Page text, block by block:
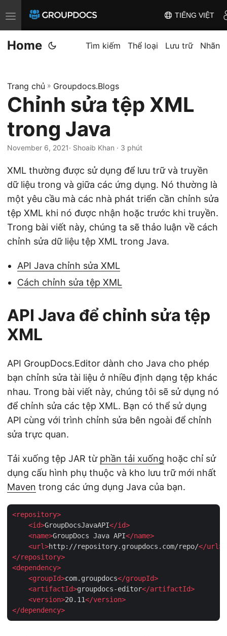
T
o
g
e
n
v
i
a
t
i
o
n
TIẾNG VIỆT
Home Tìm kiếm Thể loại Lưu trữ Nhãn
Trang chủ » Groupdocs.Blogs
Chỉnh sửa tệp XML
trong Java
November 6, 2021· Shoaib Khan · 3 phút
XML thường được sử dụng để lưu trữ và truyền
dữ liệu trong và giữa các ứng dụng. Nó thường là
một yêu cầu mà các nhà phát triển cần chỉnh sửa
tệp XML khi nó được nhận hoặc trước khi truyền.
Trong bài viết này, chúng ta sẽ thảo luận về cách
chỉnh sửa dữ liệu tệp XML trong Java.
API Java chỉnh sửa XML
Cách chỉnh sửa tệp XML
API Java để chỉnh sửa tệp
XML
API GroupDocs.Editor dành cho Java cho phép
bạn chỉnh sửa tài liệu ở nhiều định dạng tệp khác
nhau. Trong bài viết này, chúng tôi sẽ sử dụng nó
để chỉnh sửa các tệp XML. Bạn có thể sử dụng
API cùng với trình chỉnh sửa bên ngoài để chỉnh
sửa trực quan.
Tải xuống tệp JAR từ phần tải xuống hoặc chỉ sử
dụng cấu hình phụ thuộc và kho lưu trữ mới nhất
Maven trong các ứng dụng Java của bạn.
<repository>
<id>GroupDocsJavaAPI</id>
<name>GroupDocs Java API</name>
<url>http://repository.groupdocs.com/repo/</url>
</repository>
<dependency>
<groupId>com.groupdocs</groupId>
<artifactId>groupdocs-editor</artifactId>
<version>20.11</version>
</dependency>